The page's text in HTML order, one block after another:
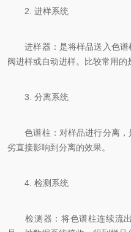
2. 进样系统
进样器：是将样品送入色谱
阀进样或自动进样。比较常用的
3. 分离系统
色谱柱：对样品进行分离，
劣直接影响到分离的效果。
4. 检测系统
检测器：将色谱柱连续流出